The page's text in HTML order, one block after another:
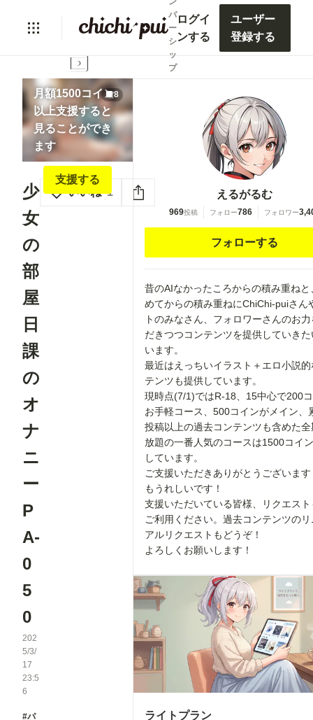
バ
ー
シ
ッ
プ
ログイ
ンする
ユーザー
登録する
lock
月額1500コイン
以上支援すると
見ることができ
ます
支援する
8
少
女
の
部
屋
日
課
の
オ
ナ
ニ
ー
P
A-
0
5
0
202
5/3/
17
23:5
6
#パ
いいね 1 えるがるむ
969投稿 フォロー786 フォロワー
フォローする
昔のAIなかったころからの積み重ねと
めてからの積み重ねにChiChi-puiさん
トのみなさん、フォロワーさんのお
だきつつコンテンツを提供していき
います。
最近はえっちいイラスト＋エロ小説
テンツも提供しています。
現時点(7/1)ではR-18、15中心で200
お手軽コース、500コインがメイン、
投稿以上の過去コンテンツも含めた
放題の一番人気のコースは1500コイ
しています。
ご支援いただきありがとうございま
もうれしいです！
支援いただいている皆様、リクエス
ご利用ください。過去コンテンツの
アルリクエストもどうぞ！
よろしくお願いします！
ライトプラン